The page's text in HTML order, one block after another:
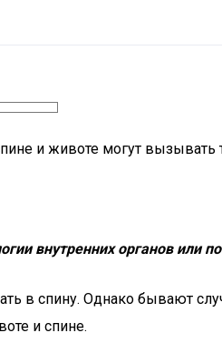
и животе могут вызывать
внутренних органов или
в спину. Однако бывают
и спине.